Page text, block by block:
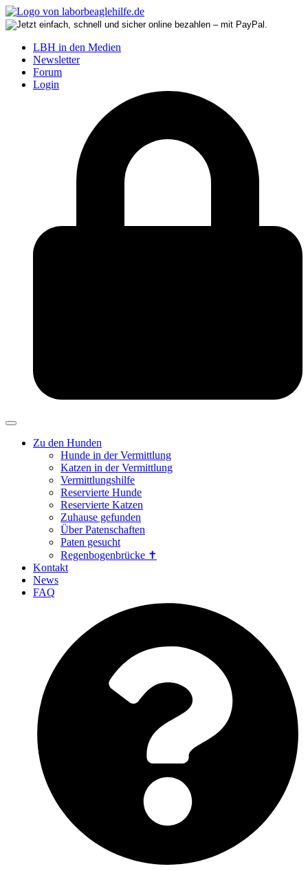
LBH in den Medien
Newsletter
Forum
Login
Zu den Hunden
Hunde in der Vermittlung
Katzen in der Vermittlung
Vermittlungshilfe
Reservierte Hunde
Reservierte Katzen
Zuhause gefunden
Über Patenschaften
Paten gesucht
Regenbogenbrücke ✝
Kontakt
News
FAQ